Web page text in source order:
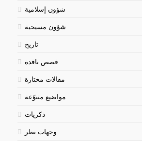
شؤون إسلامية
شؤون مسيحية
تاريخ
قصص ناقدة
مقالات مختارة
مواضيع متنوّعة
ذكريات
وجهات نظر